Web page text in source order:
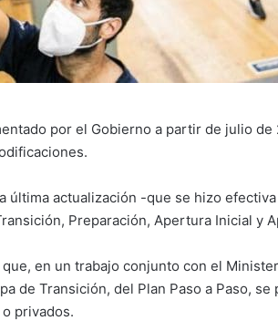
por el Gobierno a partir de julio
última actualización -que se hizo
Preparación, Apertura Inicial y
en un trabajo conjunto con el
de Transición, del Plan Paso a Paso, se
privados.